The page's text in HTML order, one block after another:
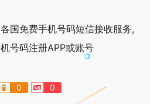
国免费手机号码短信接收服务,
号码注册APP或账号
0 0